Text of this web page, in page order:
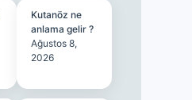
Kutanöz ne
anlama gelir ?
Ağustos 8,
2026